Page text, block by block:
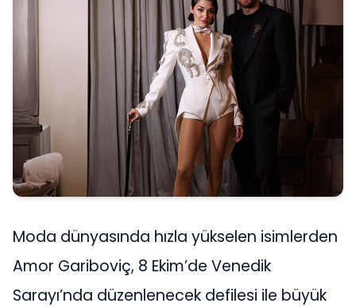
Moda dünyasında hızla yükselen isimlerden
Amor Gariboviç, 8 Ekim’de Venedik
Sarayı’nda düzenlenecek defilesi ile büyük